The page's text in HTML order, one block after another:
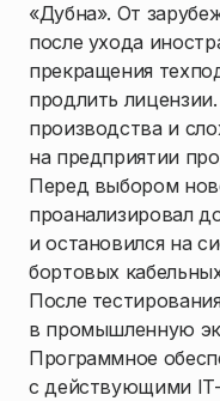
«Дубна». От
после ухода
прекращения
продлить
производства и
на предприятии
Перед выбором
проанализировал
и остановился на
бортовых
После
в промышленную
Программное
с действующими